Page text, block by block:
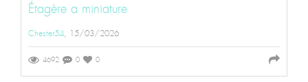
Étagère a miniature
Chester54, 15/03/2026
4692 0 0